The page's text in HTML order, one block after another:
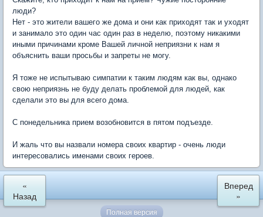
люди?
Нет - это жители вашего же дома и они как приходят так и уходят
и занимало это один час один раз в неделю, поэтому никакими
иными причинами кроме Вашей личной неприязни к нам я
объяснить ваши просьбы и запреты не могу.
Я тоже не испытываю симпатии к таким людям как вы, однако
свою неприязнь не буду делать проблемой для людей, как
сделали это вы для всего дома.
С понедельника прием возобновится в пятом подъезде.
И жаль что вы назвали номера своих квартир - очень люди
интересовались именами своих героев.
«
Назад
Вперед
»
Полная версия